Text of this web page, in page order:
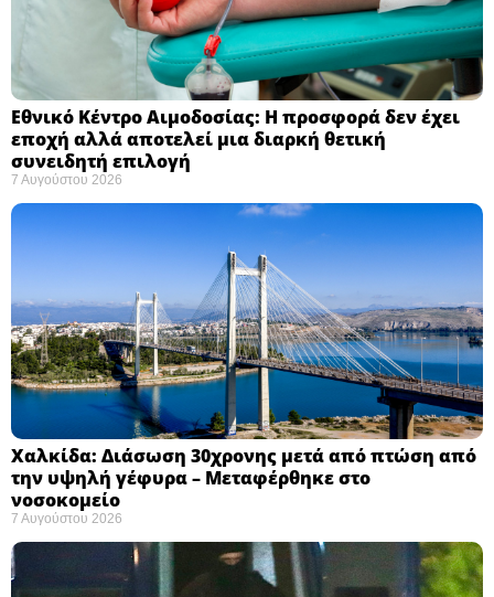
Εθνικό Κέντρο Αιμοδοσίας: H προσφορά δεν έχει
εποχή αλλά αποτελεί μια διαρκή θετική
συνειδητή επιλογή ​
7 Αυγούστου 2026
Χαλκίδα: Διάσωση 30χρονης μετά από πτώση από
την υψηλή γέφυρα – Μεταφέρθηκε στο
νοσοκομείο ​
7 Αυγούστου 2026